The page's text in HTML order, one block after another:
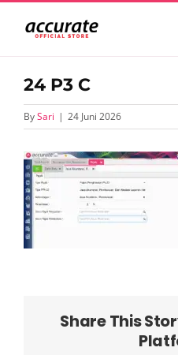
content
24 P3 C
BySari | 24 Juni 2026
Share This